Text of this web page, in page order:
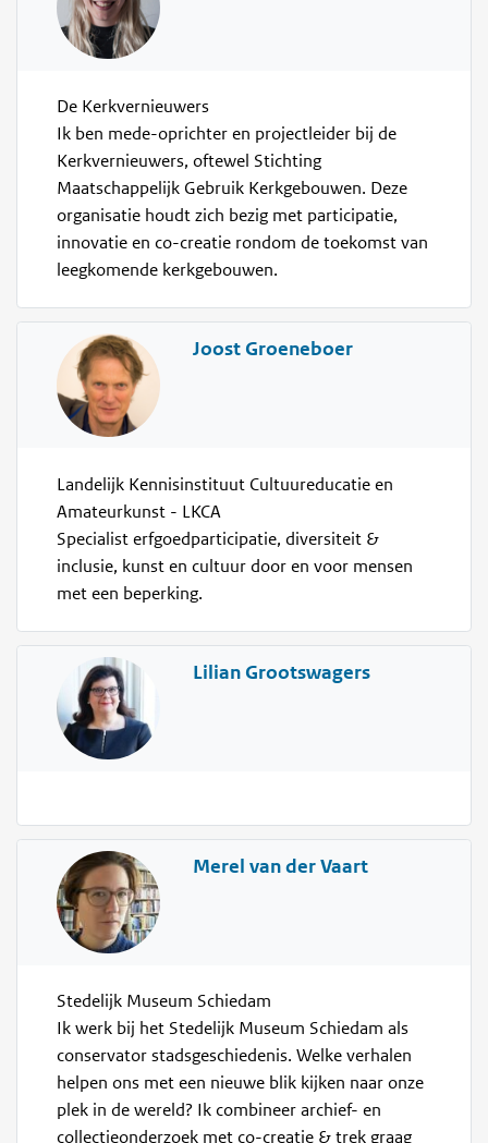
De Kerkvernieuwers
Ik ben mede-oprichter en projectleider bij de
Kerkvernieuwers, oftewel Stichting
Maatschappelijk Gebruik Kerkgebouwen. Deze
organisatie houdt zich bezig met participatie,
innovatie en co-creatie rondom de toekomst van
leegkomende kerkgebouwen.
Joost Groeneboer
Landelijk Kennisinstituut Cultuureducatie en
Amateurkunst - LKCA
Specialist erfgoedparticipatie, diversiteit &
inclusie, kunst en cultuur door en voor mensen
met een beperking.
Lilian Grootswagers
Merel van der Vaart
Stedelijk Museum Schiedam
Ik werk bij het Stedelijk Museum Schiedam als
conservator stadsgeschiedenis. Welke verhalen
helpen ons met een nieuwe blik kijken naar onze
plek in de wereld? Ik combineer archief- en
collectieonderzoek met co-creatie & trek graag